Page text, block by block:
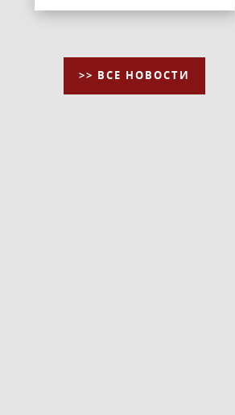
>> ВСЕ НОВОСТИ